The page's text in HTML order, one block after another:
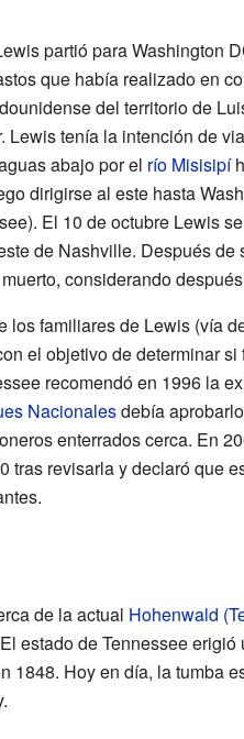
partió para Washington
que había realizado en
del territorio de
Lewis tenía la intención de
abajo por el río Misisipí
dirigirse al este hasta
El 10 de octubre Lewis
de Nashville. Después
considerando
los familiares de Lewis (vía
el objetivo de determinar
recomendó en 1996 la
Nacionalesdebía
enterrados cerca. En
tras revisarla y declaró que
de la actual Hohenwald
estado de Tennessee erigió
1848. Hoy en día, la tumba